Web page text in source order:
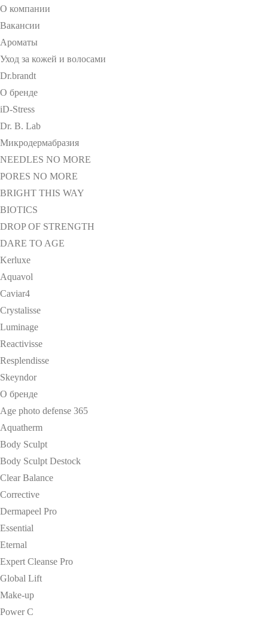
О компании
Вакансии
Ароматы
Armand Basi
Comptoir Sud Pacifique
О бренде
LES EAUX DE VOYAGE ТУАЛЕТНАЯ ВОДА
LES VANILLES ABSOLUES
LES EAUX DE VOYAGE ПАРФЮМИРОВАННАЯ ВОДА
LES JARDINS POP
Castelbajac
Franck Olivier
Good Water Perfume
Уход за кожей и волосами
Dr.brandt
О бренде
iD-Stress
Dr. B. Lab
Микродермабразия
NEEDLES NO MORE
PORES NO MORE
BRIGHT THIS WAY
BIOTICS
DROP OF STRENGTH
DARE TO AGE
Kerluxe
Aquavol
Caviar4
Crystalisse
Luminage
Reactivisse
Resplendisse
Skeyndor
О бренде
Age photo defense 365
Aquatherm
Body Sculpt
Body Sculpt Destock
Clear Balance
Corrective
Dermapeel Pro
Essential
Eternal
Expert Cleanse Pro
Global Lift
Make-up
Power C